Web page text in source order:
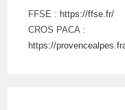
FFSE : https://ffse.fr/
CROS PACA :
https://